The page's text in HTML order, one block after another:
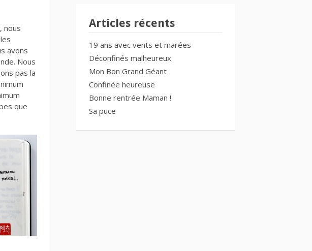
nous
avons
Nous
pas la
que
Articles récents
19 ans avec vents et marées
Déconfinés malheureux
Mon Bon Grand Géant
Confinée heureuse
Bonne rentrée Maman !
Sa puce